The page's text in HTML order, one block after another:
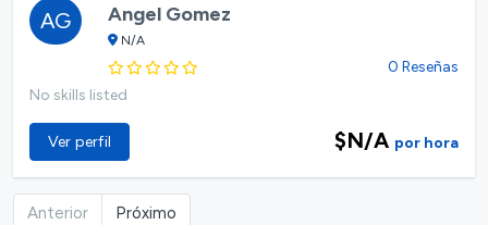
AG Angel Gomez
N/A
0 Reseñas
No skills listed
Ver perfil $N/A por hora
Anterior Próximo